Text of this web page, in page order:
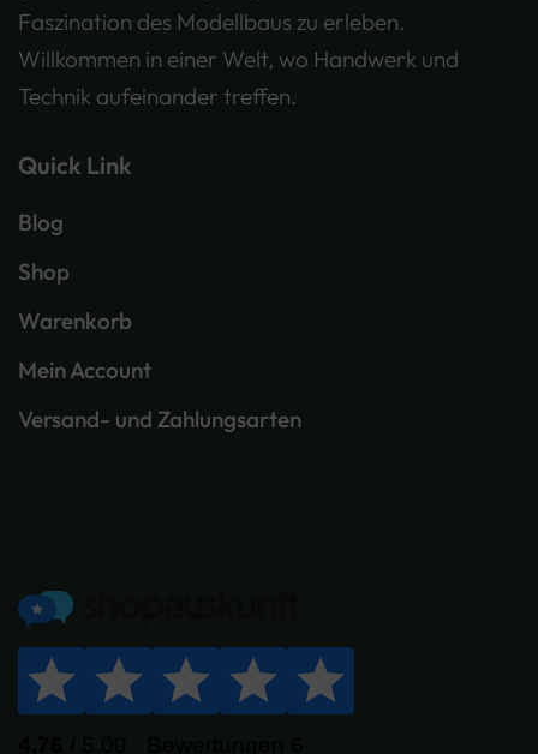
Faszination des Modellbaus zu erleben.
Willkommen in einer Welt, wo Handwerk und
Technik aufeinander treffen.
Quick Link
Blog
Shop
Warenkorb
Mein Account
Versand- und Zahlungsarten